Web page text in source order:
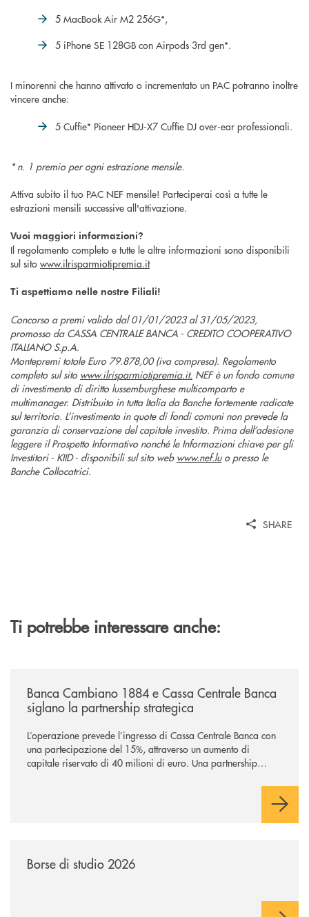
5 MacBook Air M2 256G*,
5 iPhone SE 128GB con Airpods 3rd gen*.
I minorenni che hanno attivato o incrementato un PAC potranno inoltre
vincere anche:
5 Cuffie* Pioneer HDJ-X7 Cuffie DJ over-ear professionali.
* n. 1 premio per ogni estrazione mensile.
Attiva subito il tuo PAC NEF mensile! Parteciperai così a tutte le
estrazioni mensili successive all'attivazione.
Vuoi maggiori informazioni?
Il regolamento completo e tutte le altre informazioni sono disponibili
sul sito www.ilrisparmiotipremia.it
Ti aspettiamo nelle nostre Filiali!
Concorso a premi valido dal 01/01/2023 al 31/05/2023,
promosso da CASSA CENTRALE BANCA - CREDITO COOPERATIVO
ITALIANO S.p.A.
Montepremi totale Euro 79.878,00 (iva compresa). Regolamento
completo sul sito www.ilrisparmiotipremia.it. NEF è un fondo comune
di investimento di diritto lussemburghese multicomparto e
multimanager. Distribuito in tutta Italia da Banche fortemente radicate
sul territorio. L’investimento in quote di fondi comuni non prevede la
garanzia di conservazione del capitale investito. Prima dell’adesione
leggere il Prospetto Informativo nonché le Informazioni chiave per gli
Investitori - KIID - disponibili sul sito web www.nef.luo presso le
Banche Collocatrici.
SHARE
Ti potrebbe interessare anche:
Banca Cambiano 1884 e Cassa Centrale Banca
siglano la partnership strategica
L’operazione prevede l’ingresso di Cassa Centrale Banca con
una partecipazione del 15%, attraverso un aumento di
capitale riservato di 40 milioni di euro. Una partnership
comuni e sulla prossimità ai territori, per ampliare l’offerta e
Borse di studio 2026